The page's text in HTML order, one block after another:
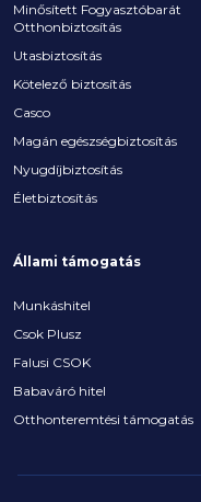
Minősített Fogyasztóbarát
Otthonbiztosítás
Utasbiztosítás
Kötelező biztosítás
Casco
Magán egészségbiztosítás
Nyugdíjbiztosítás
Életbiztosítás
Állami támogatás
Munkáshitel
Csok Plusz
Falusi CSOK
Babaváró hitel
Otthonteremtési támogatás